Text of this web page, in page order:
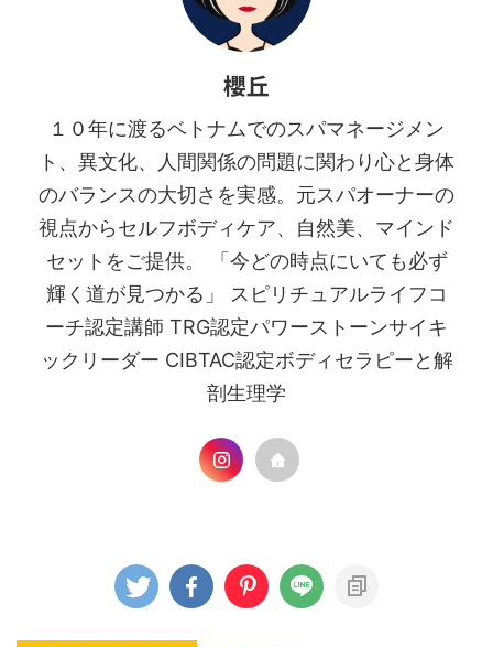
櫻丘
１０年に渡るベトナムでのスパマネージメン
ト、異文化、人間関係の問題に関わり心と身体
のバランスの大切さを実感。元スパオーナーの
視点からセルフボディケア、自然美、マインド
セットをご提供。 「今どの時点にいても必ず
輝く道が見つかる」 スピリチュアルライフコ
ーチ認定講師 TRG認定パワーストーンサイキ
ックリーダー CIBTAC認定ボディセラピーと解
剖生理学